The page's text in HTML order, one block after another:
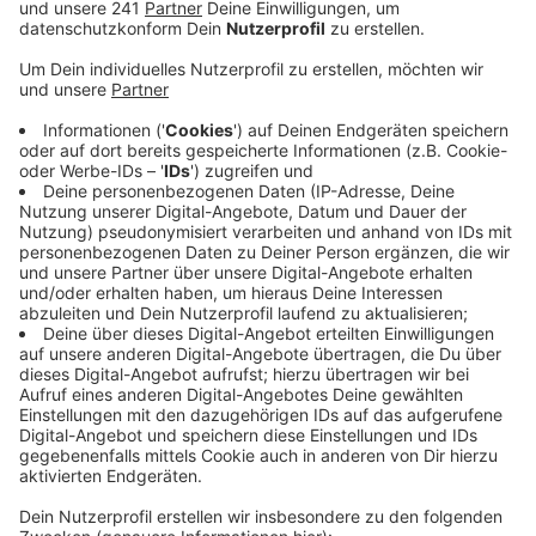
Straßen NRW schon jahrelang von dem Defekt
wusste, aber die Platten nicht
ausgetauscht wurden.
Anzeige
Auch die A1-Rheinbrücke ist am Mittwoch Thema. Es
geht um den möglichen Interessenskonflikt bei der
Vergabe der weiteren Bauarbeiten. Demnach soll das
Essener Unternehmen Hochtief die Arbeiten an der
Brücke fortführen. Das Brisante: Eine wichtige
Mitarbeiterin von Straßen NRW, die auch am
Vergabeverfahren beteiligt gewesen sein soll, ist mit
einem führenden Mitarbeiter von Hochtief
verheiratet. Schlimmstenfalls muss das
Vergabeverfahren neu aufgerollt werden. Das würde